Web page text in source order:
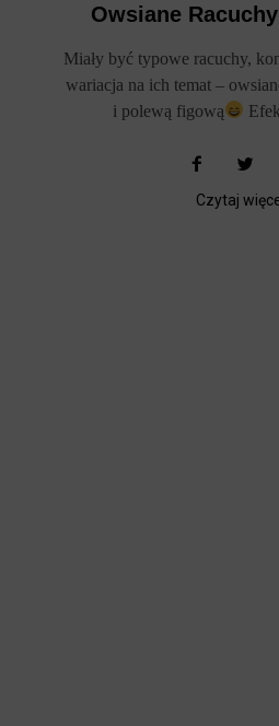
Owsiane
Miały być typowe racuchy,
wariacja na ich temat –
i polewą figową
Czytaj